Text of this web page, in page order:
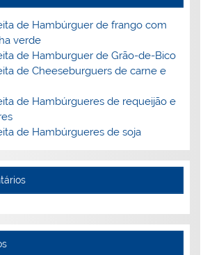
de Hambúrguer de frango com
verde
de Hamburguer de Grão-de-Bico
de Cheeseburguers de carne e
de Hambúrgueres de requeijão e
de Hambúrgueres de soja